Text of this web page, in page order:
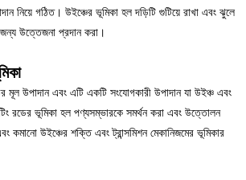
নিয়ে গঠিত। উইঞ্চের ভূমিকা হল দড়িটি গুটিয়ে রাখা এবং ঝুলে
উত্তেজনা প্রদান করা।
মূল উপাদান এবং এটি একটি সংযোগকারী উপাদান যা উইঞ্চ এবং
রডের ভূমিকা হল পণ্যসম্ভারকে সমর্থন করা এবং উত্তোলন
কমানো উইঞ্চের শক্তি এবং ট্রান্সমিশন মেকানিজমের ভূমিকার